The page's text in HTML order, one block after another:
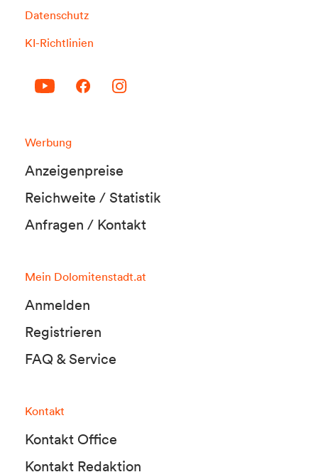
Datenschutz
KI-Richtlinien
Werbung
Anzeigenpreise
Reichweite / Statistik
Anfragen / Kontakt
Mein Dolomitenstadt.at
Anmelden
Registrieren
FAQ & Service
Kontakt
Kontakt Office
Kontakt Redaktion